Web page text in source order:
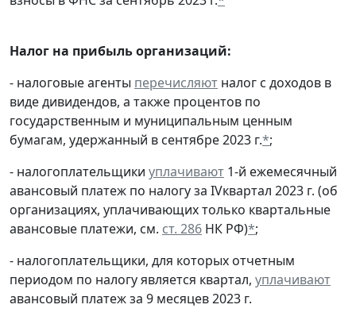
Налог на прибыль организаций:
- налоговые агенты перечисляют налог с доходов в
виде дивидендов, а также процентов по
государственным и муниципальным ценным
бумагам, удержанный в сентябре 2023 г.*;
- налогоплательщики уплачивают 1-й ежемесячный
авансовый платеж по налогу за IVквартал 2023 г. (об
организациях, уплачивающих только квартальные
авансовые платежи, см. ст. 286 НК РФ)*;
- налогоплательщики, для которых отчетным
периодом по налогу является квартал, уплачивают
авансовый платеж за 9 месяцев 2023 г.